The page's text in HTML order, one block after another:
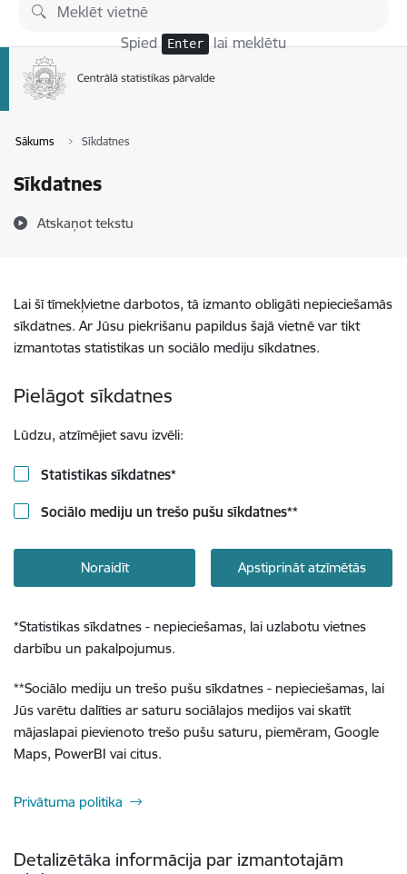
Pāriet uz lapas saturu
Spied Enter lai meklētu
Sākums Sīkdatnes
Sīkdatnes
Atskaņot tekstu
Lai šī tīmekļvietne darbotos, tā izmanto obligāti nepieciešamās
sīkdatnes. Ar Jūsu piekrišanu papildus šajā vietnē var tikt
izmantotas statistikas un sociālo mediju sīkdatnes.
Pielāgot sīkdatnes
Lūdzu, atzīmējiet savu izvēli:
Statistikas sīkdatnes*
Sociālo mediju un trešo pušu sīkdatnes**
Noraidīt Apstiprināt atzīmētās
*Statistikas sīkdatnes - nepieciešamas, lai uzlabotu vietnes
darbību un pakalpojumus.
**Sociālo mediju un trešo pušu sīkdatnes - nepieciešamas, lai
Jūs varētu dalīties ar saturu sociālajos medijos vai skatīt
mājaslapai pievienoto trešo pušu saturu, piemēram, Google
Maps, PowerBI vai citus.
Privātuma politika
Detalizētāka informācija par izmantotajām